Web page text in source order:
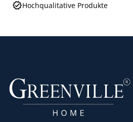
Hochqualitative Produkte